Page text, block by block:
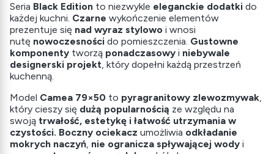
Seria Black Edition to niezwykle eleganckie dodatki do
każdej kuchni. Czarne wykończenie elementów
prezentuje się nad wyraz stylowo i wnosi
nutę nowoczesności do pomieszczenia. Gustowne
komponenty tworzą ponadczasowy i niebywale
designerski projekt, który dopełni każdą przestrzeń
kuchenną.
Model Camea 79×50 to pyragranitowy zlewozmywak,
który cieszy się dużą popularnością ze względu na
swoją trwałość, estetykę i łatwość utrzymania w
czystości. Boczny ociekacz umożliwia odkładanie
mokrych naczyń, nie ogranicza spływającej wody i